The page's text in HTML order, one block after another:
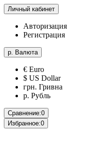
Личный кабинет
Авторизация
Регистрация
р. Валюта
€ Euro
$ US Dollar
грн. Гривна
р. Рубль
Сравнение:0
Избранное:0